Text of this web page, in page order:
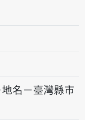
名－臺灣縣市